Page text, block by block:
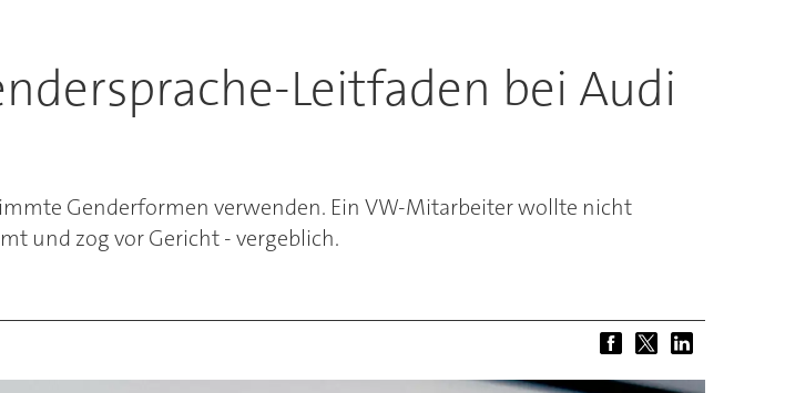
Leitfaden bei Audi
Genderformen verwenden. Ein VW-Mitarbeiter wollte nicht
und zog vor Gericht - vergeblich.